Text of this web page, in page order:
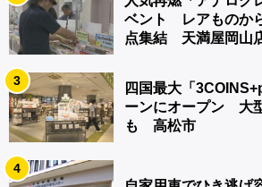
ベント レアものか
点集結 天満屋岡山
3
四国最大「
ーンにオープン 大
も 高松市
4